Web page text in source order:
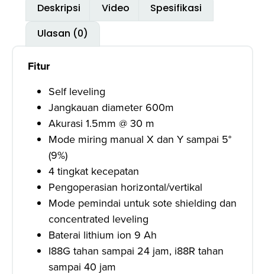
Deskripsi Video
Spesifikasi
Ulasan (0)
Fitur
Self leveling
Jangkauan diameter 600m
Akurasi 1.5mm @ 30 m
Mode miring manual X dan Y sampai 5°
(9%)
4 tingkat kecepatan
Pengoperasian horizontal/vertikal
Mode pemindai untuk sote shielding dan
concentrated leveling
Baterai lithium ion 9 Ah
I88G tahan sampai 24 jam, i88R tahan
sampai 40 jam